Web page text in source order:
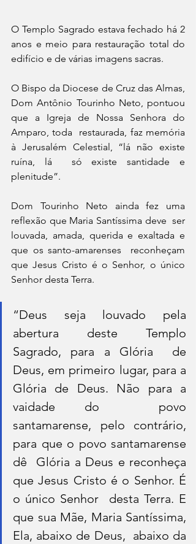
O Templo Sagrado estava fechado há 2
anos e meio para restauração total do
edifício e de várias imagens sacras.
O Bispo da Diocese de Cruz das Almas,
Dom Antônio Tourinho Neto, pontuou
que a Igreja de Nossa Senhora do
Amparo, toda  restaurada, faz memória
à Jerusalém Celestial, “lá não existe
ruína, lá  só existe santidade e
plenitude”.
Dom Tourinho Neto ainda fez uma
reflexão que Maria Santíssima deve  ser
louvada, amada, querida e exaltada e
que os santo-amarenses  reconheçam
que Jesus Cristo é o Senhor, o único
Senhor desta Terra.
“Deus seja louvado pela
abertura deste Templo
Sagrado, para a Glória  de
Deus, em primeiro lugar, para a
Glória de Deus. Não para a
vaidade do  povo
santamarense, pelo contrário,
para que o povo santamarense
dê  Glória a Deus e reconheça
que Jesus Cristo é o Senhor. É
o único Senhor  desta Terra. E
que sua Mãe, Maria Santíssima,
Ela, abaixo de Deus,  abaixo da